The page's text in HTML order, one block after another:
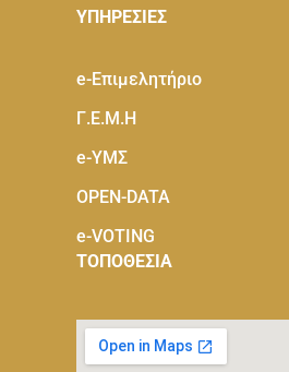
ΥΠΗΡΕΣΙΕΣ
e-Eπιμελητήριο
Γ.Ε.Μ.Η
e-ΥΜΣ
OPEN-DATA
e-VOTING
ΤΟΠΟΘΕΣΙΑ